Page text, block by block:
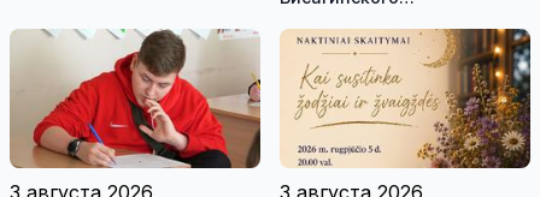
международные
антитеррористические
учения «Baltic Shadow»